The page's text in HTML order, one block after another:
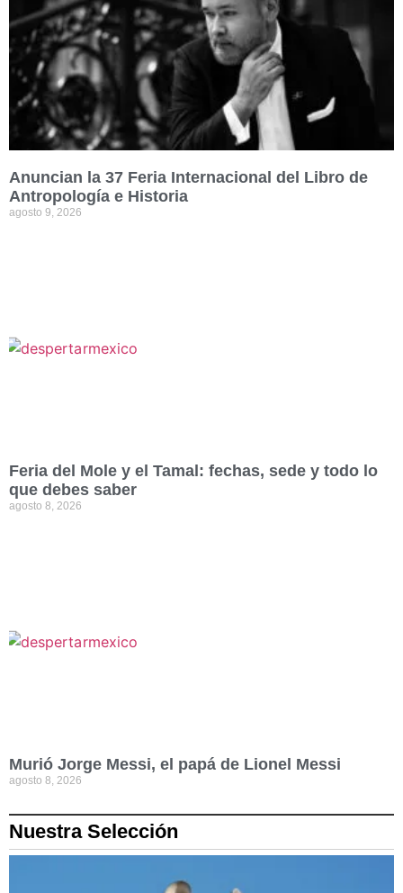
Anuncian la 37 Feria Internacional del Libro de
Antropología e Historia
agosto 9, 2026
Feria del Mole y el Tamal: fechas, sede y todo lo
que debes saber
agosto 8, 2026
Murió Jorge Messi, el papá de Lionel Messi
agosto 8, 2026
Nuestra Selección